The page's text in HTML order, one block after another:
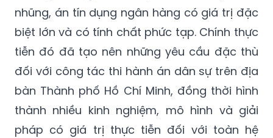
nhũng, án tín dụng ngân hàng có giá trị đặc
biệt lớn và có tính chất phức tạp. Chính thực
tiễn đó đã tạo nên những yêu cầu đặc thù
đối với công tác thi hành án dân sự trên địa
bàn Thành phố Hồ Chí Minh, đồng thời hình
thành nhiều kinh nghiệm, mô hình và giải
pháp có giá trị thực tiễn đối với toàn hệ